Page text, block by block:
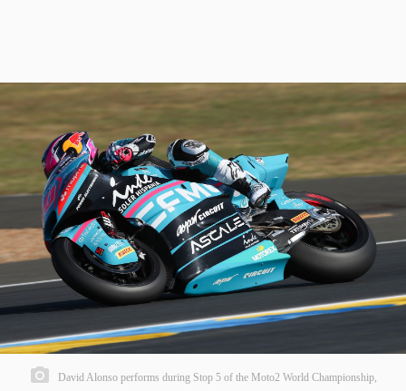
David Alonso performs during Stop 5 of the Moto2 World Championship,